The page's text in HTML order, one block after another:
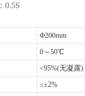
0.5S
Φ200mm
0～50℃
<95%(无凝露)
≤±2%